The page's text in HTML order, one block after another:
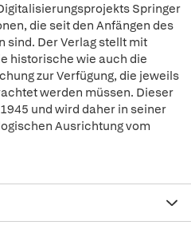
Springer
die seit den Anfängen des
sind. Der Verlag stellt mit
historische wie auch die
zur Verfügung, die jeweils
werden müssen. Dieser
und wird daher in seiner
Ausrichtung vom